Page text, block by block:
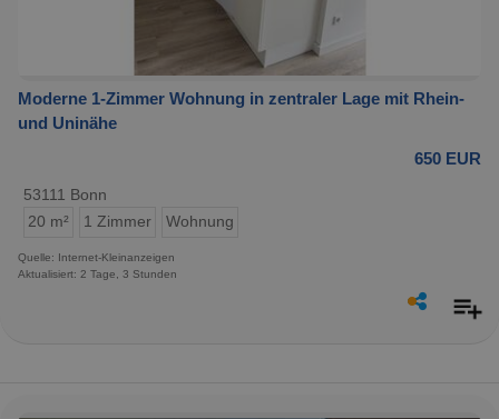
Moderne 1-Zimmer Wohnung in zentraler Lage mit Rhein-
und Uninähe
650 EUR
53111 Bonn
20 m²
1 Zimmer Wohnung
Quelle: Internet-Kleinanzeigen
Aktualisiert: 2 Tage, 3 Stunden